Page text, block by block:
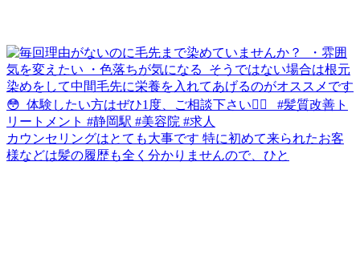
カウンセリングはとても大事です 特に初めて来られたお客
様などは髪の履歴も全く分かりませんので、ひと